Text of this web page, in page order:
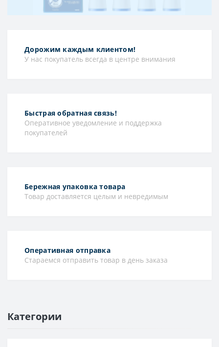
Дорожим каждым клиентом!
У нас покупатель всегда в центре внимания
Быстрая обратная связь!
Оперативное уведомление и поддержка
покупателей
Бережная упаковка товара
Товар доставляется целым и невредимым
Оперативная отправка
Стараемся отправить товар в день заказа
Категории